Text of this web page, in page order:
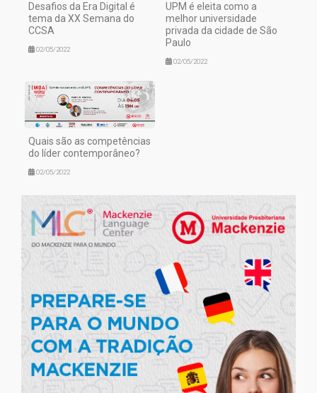
Desafios da Era Digital é
tema da XX Semana do
CCSA
02/05/2022
UPM é eleita como a
melhor universidade
privada da cidade de São
Paulo
02/05/2022
Quais são as competências
do líder contemporâneo?
02/05/2022